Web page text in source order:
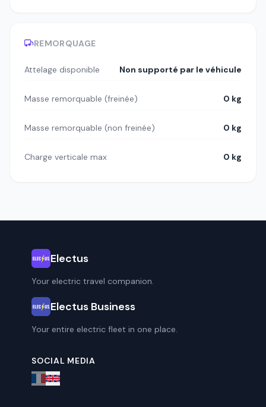
REMORQUAGE
Attelage disponible Non supporté par le véhicule
Masse remorquable (freinée) 0 kg
Masse remorquable (non freinée) 0 kg
Charge verticale max 0 kg
Electus
Your electric travel companion.
Electus Business
Your entire electric fleet in one place.
SOCIAL MEDIA